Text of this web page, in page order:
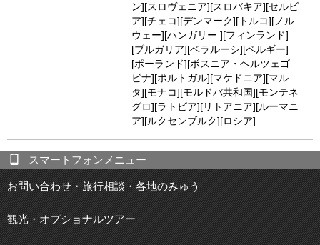
ン][スロヴェニア][スロバキア][セルビ
ア][チェコ][デンマーク][トルコ][ノル
ウェー][ハンガリー ][フィンランド]
[ブルガリア][ベラルーシ][ベルギー]
[ポーランド][ボスニア・ヘルツェゴ
ビナ][ポルトガル][マケドニア][マル
タ][モナコ][モルドバ共和国][モンテネ
グロ][ラトビア][リトアニア][ルーマニ
ア][ルクセンブルク][ロシア]
スマートフォンメニュー
お問い合わせ・旅行相談・各地のみゅう
観光・オプショナルツアー